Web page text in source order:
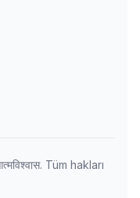
Tüm hakları